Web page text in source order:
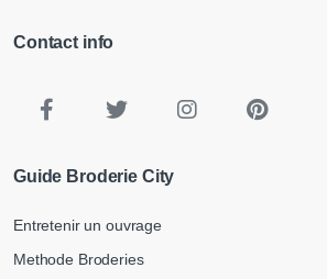
Contact info
Guide Broderie City
Entretenir un ouvrage
Methode Broderies